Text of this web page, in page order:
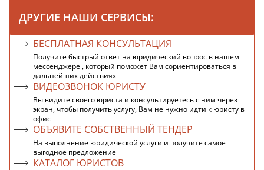
ДРУГИЕ НАШИ СЕРВИСЫ:
БЕСПЛАТНАЯ КОНСУЛЬТАЦИЯ
Получите быстрый ответ на юридический вопрос в нашем
мессенджере , который поможет Вам сориентироваться в
дальнейших действиях
ВИДЕОЗВОНОК ЮРИСТУ
Вы видите своего юриста и консультируетесь с ним через
экран, чтобы получить услугу, Вам не нужно идти к юристу в
офис
ОБЪЯВИТЕ СОБСТВЕННЫЙ ТЕНДЕР
На выполнение юридической услуги и получите самое
выгодное предложение
КАТАЛОГ ЮРИСТОВ